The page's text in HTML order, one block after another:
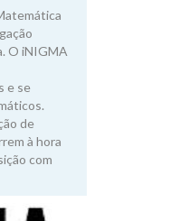
O iNIGMA
e se
de
à hora
com